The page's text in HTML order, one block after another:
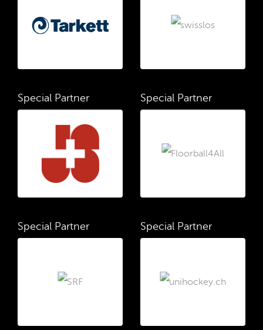
Special Partner Special Partner
Special Partner Special Partner